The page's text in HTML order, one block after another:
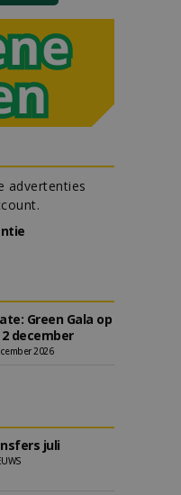
advertenties
Green Gala op
december
2026
juli